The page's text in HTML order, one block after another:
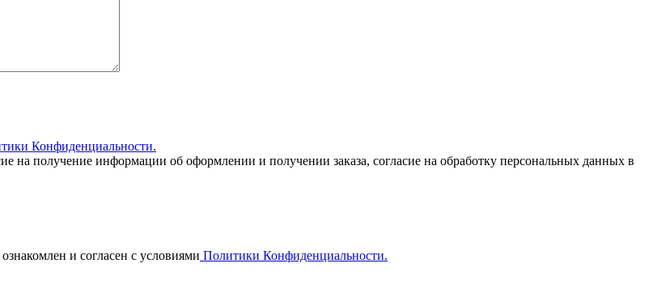
Конфиденциальности.
на получение информации об оформлении и получении заказа, согласие на обработку персональных данных в
и согласен с условиями Политики Конфиденциальности.